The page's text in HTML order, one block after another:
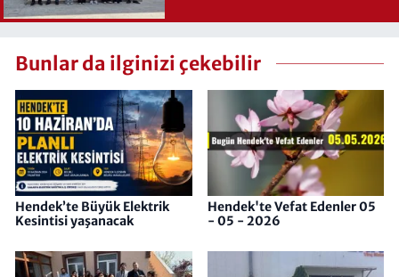
Bunlar da ilginizi çekebilir
Hendek’te Büyük Elektrik
Kesintisi yaşanacak
Hendek'te Vefat Edenler 05
- 05 - 2026